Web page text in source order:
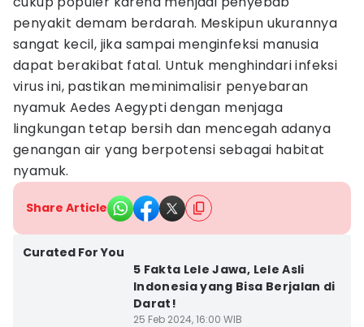
penyakit demam berdarah. Meskipun ukurannya
sangat kecil, jika sampai menginfeksi manusia
dapat berakibat fatal. Untuk menghindari infeksi
virus ini, pastikan meminimalisir penyebaran
nyamuk Aedes Aegypti dengan menjaga
lingkungan tetap bersih dan mencegah adanya
genangan air yang berpotensi sebagai habitat
nyamuk.
Share Article
Curated For You
5 Fakta Lele Jawa, Lele Asli
Indonesia yang Bisa Berjalan di
Darat!
25 Feb 2024, 16:00 WIB